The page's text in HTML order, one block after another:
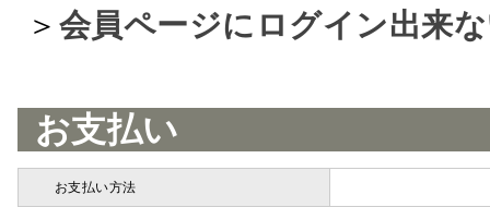
＞ 会員ページにログイン出来
お支払い
お支払い方法